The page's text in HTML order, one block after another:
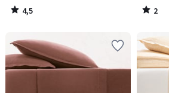
4,5
/
2
/